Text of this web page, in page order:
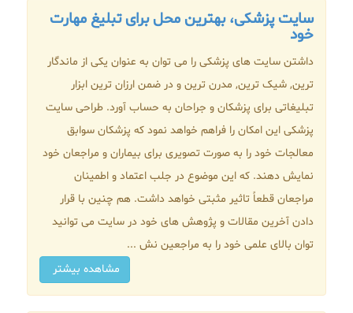
سایت پزشکی، بهترین محل برای تبلیغ مهارت
خود
داشتن سایت های پزشکی را می توان به عنوان یکی از ماندگار
ترین, شیک ترین, مدرن ترین و در ضمن ارزان ترین ابزار
تبلیغاتی برای پزشکان و جراحان به حساب آورد. طراحی سایت
پزشکی این امکان را فراهم خواهد نمود که پزشکان سوابق
معالجات خود را به صورت تصویری برای بیماران و مراجعان خود
نمایش دهند. که این موضوع در جلب اعتماد و اطمینان
مراجعان قطعاً تاثیر مثبتی خواهد داشت. هم چنین با قرار
دادن آخرین مقالات و پژوهش های خود در سایت می توانید
توان بالای علمی خود را به مراجعین نش ...
مشاهده بیشتر